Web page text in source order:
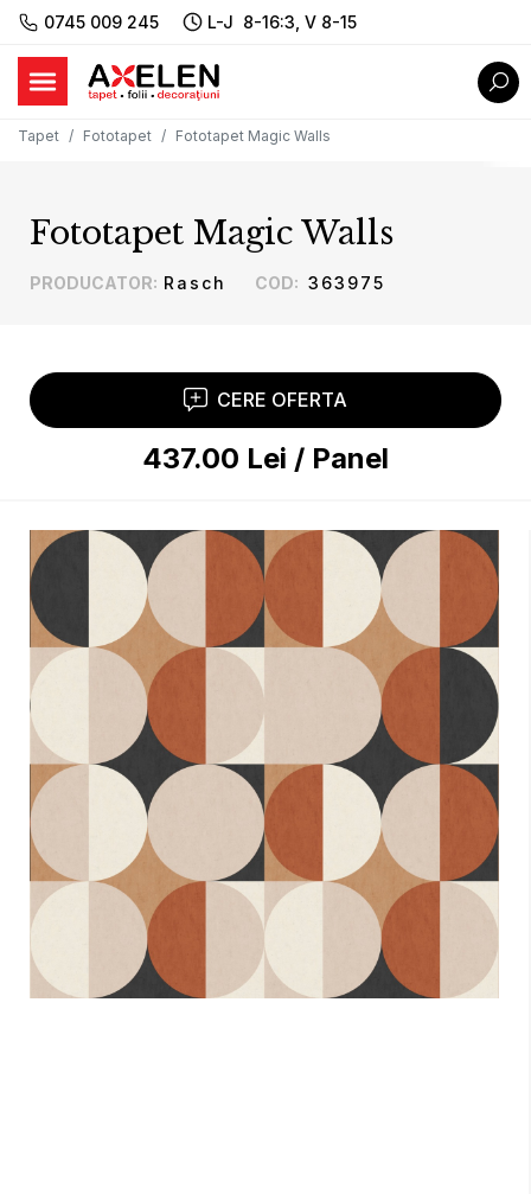
0745 009 245 L-J 8-16:3, V 8-15
Tapet Fototapet Fototapet Magic Walls
CERE OFERTA
437.00 Lei / Panel
Fototapet Magic Walls
PRODUCATOR: Rasch COD: 363975